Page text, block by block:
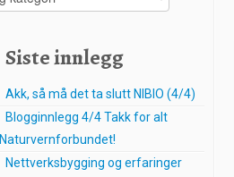
Siste innlegg
Akk, så må det ta slutt NIBIO (4/4)
Blogginnlegg 4/4 Takk for alt
Naturvernforbundet!
Nettverksbygging og erfaringer